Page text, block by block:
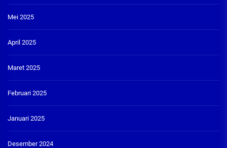
Mei 2025
April 2025
Maret 2025
Februari 2025
Januari 2025
Desember 2024